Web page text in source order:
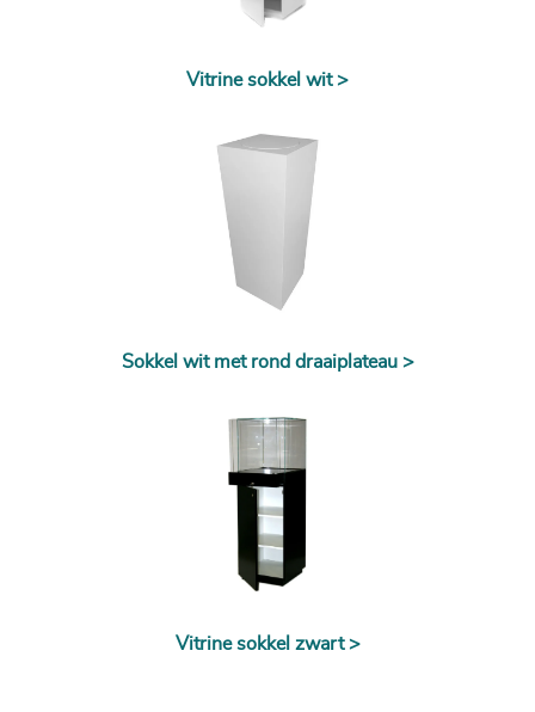
Vitrine sokkel wit >
Sokkel wit met rond draaiplateau >
Vitrine sokkel zwart >